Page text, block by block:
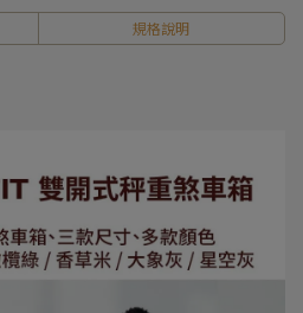
規格說明